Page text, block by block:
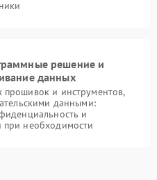
решение и
данных
и инструментов,
данными:
и
необходимости